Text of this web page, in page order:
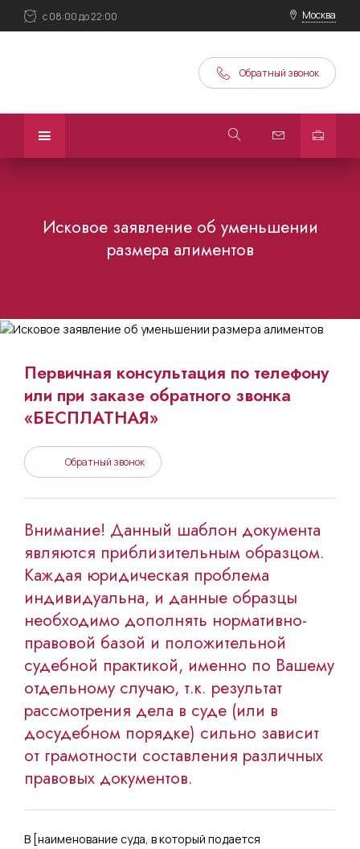
с 08:00 до 22:00 Москва
Обратный звонок
Исковое заявление об уменьшении
размера алиментов
Первичная консультация по телефону
или при заказе обратного звонка
«БЕСПЛАТНАЯ»
Обратный звонок
Внимание! Данный шаблон документа
являются приблизительным образцом.
Каждая юридическая проблема
индивидуальна, и данные образцы
необходимо дополнять нормативно-
правовой базой и положительной
судебной практикой, именно по Вашему
отдельному случаю, т.к. результат
рассмотрения дела в суде (или в
досудебном порядке) сильно зависит
от грамотности составления различных
правовых документов.
В [наименование суда, в который подается